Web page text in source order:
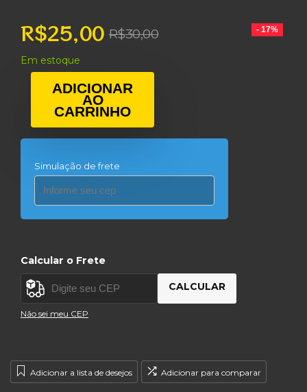
- 17%
R$30,00O
R$25,00
O
Em estoque
ADICIONAR
AO
CARRINHO
Simulação de frete
Calcular o Frete
CALCULAR
Não sei meu CEP
Adicionar a lista de desejos Adicionar para comparar